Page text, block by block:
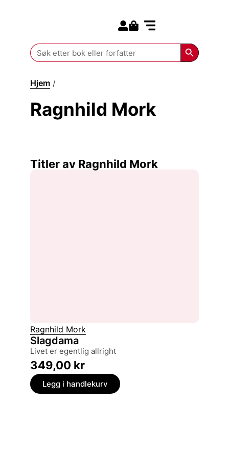
Search
for:
Search
Hjem /
Ragnhild Mork
Titler av Ragnhild Mork
Ragnhild Mork
Slagdama
livet er egentlig allright
349,00 kr
Legg i handlekurv